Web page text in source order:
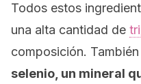
Todos estos
una alta cantidad de
composición.
selenio, un mineral